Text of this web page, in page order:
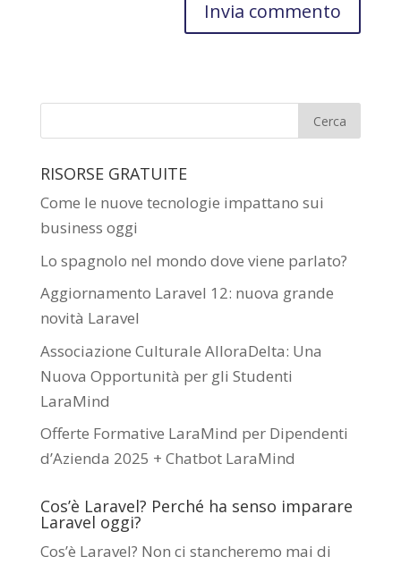
RISORSE GRATUITE
Come le nuove tecnologie impattano sui
business oggi
Lo spagnolo nel mondo dove viene parlato?
Aggiornamento Laravel 12: nuova grande
novità Laravel
Associazione Culturale AlloraDelta: Una
Nuova Opportunità per gli Studenti
LaraMind
Offerte Formative LaraMind per Dipendenti
d’Azienda 2025 + Chatbot LaraMind
Cos’è Laravel? Perché ha senso imparare
Laravel oggi?
Cos’è Laravel? Non ci stancheremo mai di